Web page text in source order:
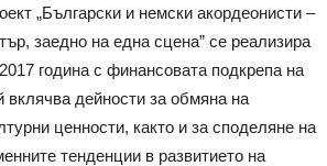
„Български и немски акордеонисти –
заедно на една сцена” се реализира
година с финансовата подкрепа на
дейности за обмяна на
ценности, както и за споделяне на
тенденции в развитието на